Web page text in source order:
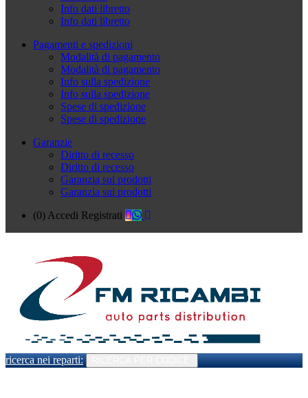
Info dati libretto
Info dati libretto
Pagamenti e spedizioni
Modalità di pagamento
Modalità di pagamento
Info sulla spedizione
Info sulla spedizione
Spese di spedizione
Spese di spedizione
Garanzie
Diritto di recesso
Diritto di recesso
Garanzia sui prodotti
Garanzia sui prodotti
(0) Accedi Registrati
ricerca nei reparti: